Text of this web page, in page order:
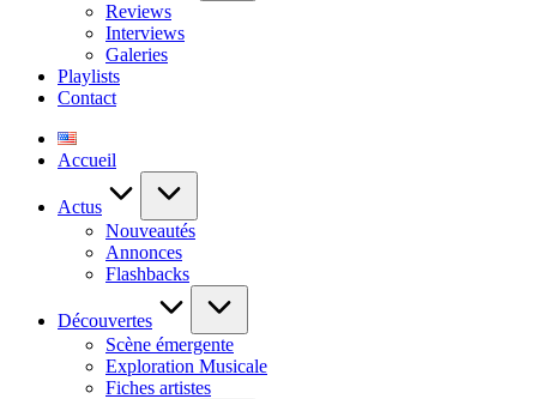
Reviews
Interviews
Galeries
Playlists
Contact
Accueil
Actus
Nouveautés
Annonces
Flashbacks
Découvertes
Scène émergente
Exploration Musicale
Fiches artistes